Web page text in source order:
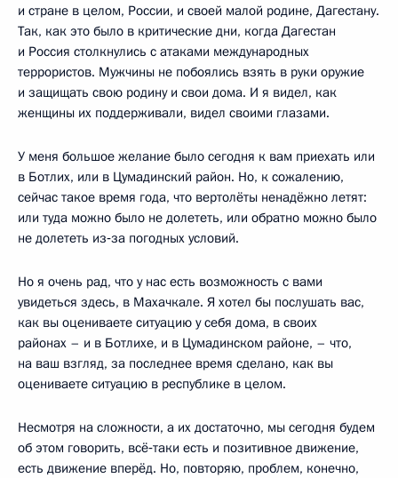
и стране в целом, России, и своей малой родине, Дагестану.
Так, как это было в критические дни, когда Дагестан
и Россия столкнулись с атаками международных
террористов. Мужчины не побоялись взять в руки оружие
и защищать свою родину и свои дома. И я видел, как
женщины их поддерживали, видел своими глазами.
У меня большое желание было сегодня к вам приехать или
в Ботлих, или в Цумадинский район. Но, к сожалению,
сейчас такое время года, что вертолёты ненадёжно летят:
или туда можно было не долететь, или обратно можно было
не долететь из‑за погодных условий.
Но я очень рад, что у нас есть возможность с вами
увидеться здесь, в Махачкале. Я хотел бы послушать вас,
как вы оцениваете ситуацию у себя дома, в своих
районах – и в Ботлихе, и в Цумадинском районе, – что,
на ваш взгляд, за последнее время сделано, как вы
оцениваете ситуацию в республике в целом.
Несмотря на сложности, а их достаточно, мы сегодня будем
об этом говорить, всё‑таки есть и позитивное движение,
есть движение вперёд. Но, повторяю, проблем, конечно,